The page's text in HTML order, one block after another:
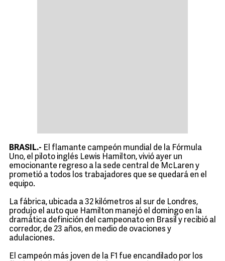
BRASIL.- El flamante campeón mundial de la Fórmula
Uno, el piloto inglés Lewis Hamilton, vivió ayer un
emocionante regreso a la sede central de McLaren y
prometió a todos los trabajadores que se quedará en el
equipo.
La fábrica, ubicada a 32 kilómetros al sur de Londres,
produjo el auto que Hamilton manejó el domingo en la
dramática definición del campeonato en Brasil y recibió al
corredor, de 23 años, en medio de ovaciones y
adulaciones.
El campeón más joven de la F1 fue encandilado por los